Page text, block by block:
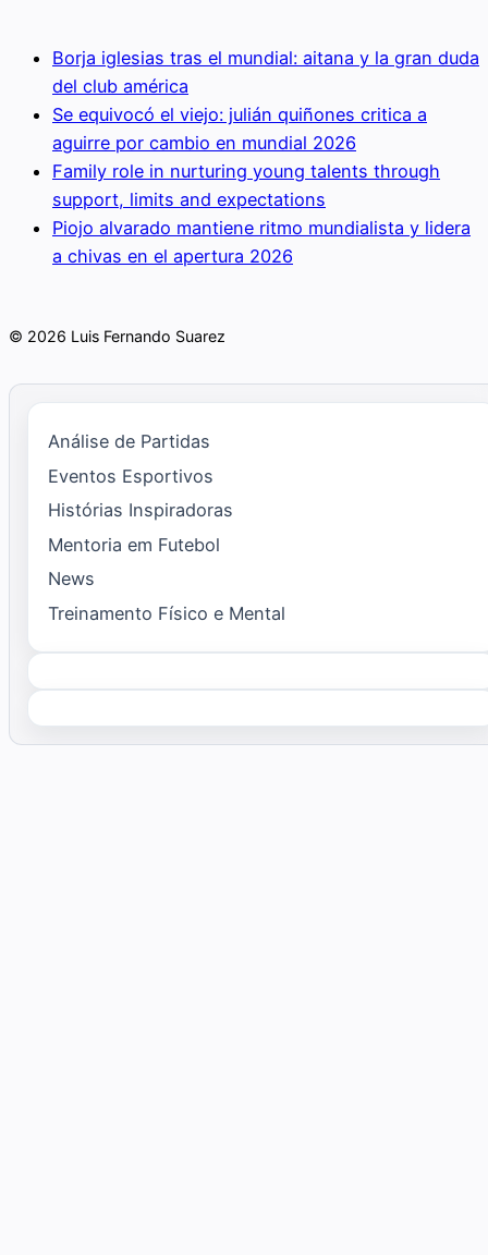
Borja iglesias tras el mundial: aitana y la gran duda
del club américa
Se equivocó el viejo: julián quiñones critica a
aguirre por cambio en mundial 2026
Family role in nurturing young talents through
support, limits and expectations
Piojo alvarado mantiene ritmo mundialista y lidera
a chivas en el apertura 2026
© 2026 Luis Fernando Suarez
Análise de Partidas
Eventos Esportivos
Histórias Inspiradoras
Mentoria em Futebol
News
Treinamento Físico e Mental